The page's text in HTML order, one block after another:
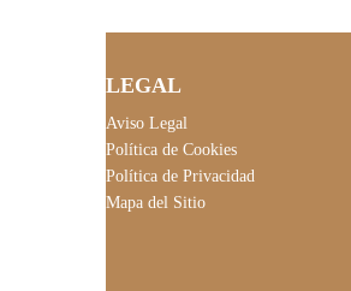
LEGAL
Aviso Legal
Política de Cookies
Política de Privacidad
Mapa del Sitio